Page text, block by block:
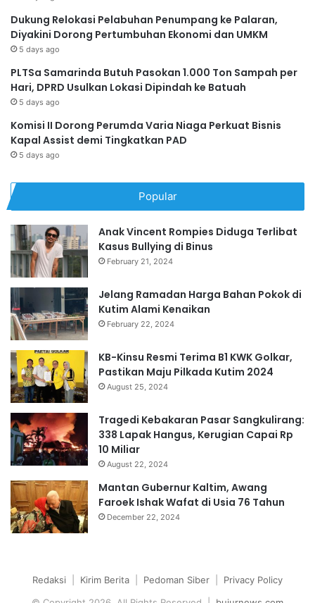
Dukung Relokasi Pelabuhan Penumpang ke Palaran,
Diyakini Dorong Pertumbuhan Ekonomi dan UMKM
5 days ago
PLTSa Samarinda Butuh Pasokan 1.000 Ton Sampah per
Hari, DPRD Usulkan Lokasi Dipindah ke Batuah
5 days ago
Komisi II Dorong Perumda Varia Niaga Perkuat Bisnis
Kapal Assist demi Tingkatkan PAD
5 days ago
Popular
Anak Vincent Rompies Diduga Terlibat
Kasus Bullying di Binus
February 21, 2024
Jelang Ramadan Harga Bahan Pokok di
Kutim Alami Kenaikan
February 22, 2024
KB-Kinsu Resmi Terima B1 KWK Golkar,
Pastikan Maju Pilkada Kutim 2024
August 25, 2024
Tragedi Kebakaran Pasar Sangkulirang:
338 Lapak Hangus, Kerugian Capai Rp
10 Miliar
August 22, 2024
Mantan Gubernur Kaltim, Awang
Faroek Ishak Wafat di Usia 76 Tahun
December 22, 2024
Redaksi Kirim Berita Pedoman Siber
Privacy Policy